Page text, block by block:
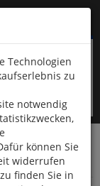
& Schmuck
Technologien
zu
notwendig
können Sie
widerrufen
finden Sie in